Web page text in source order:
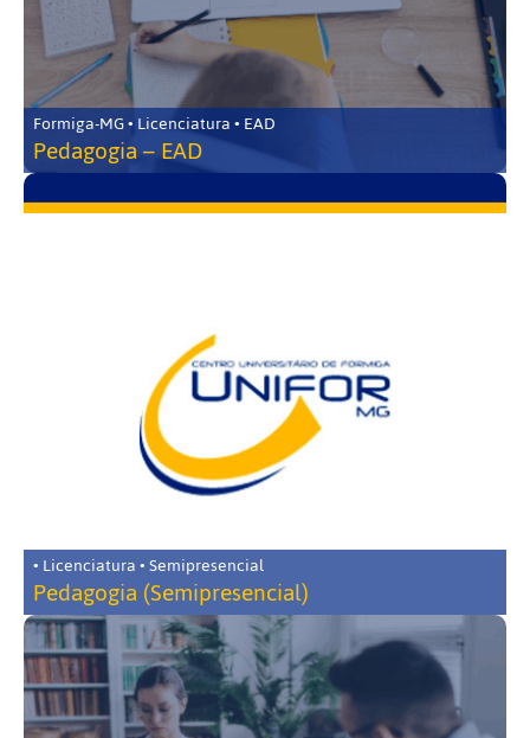
Formiga-MG • Licenciatura • EAD
Pedagogia – EAD
• Licenciatura • Semipresencial
Pedagogia (Semipresencial)